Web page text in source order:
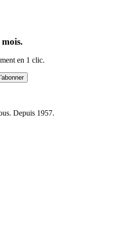
en 1 clic.
Depuis 1957.